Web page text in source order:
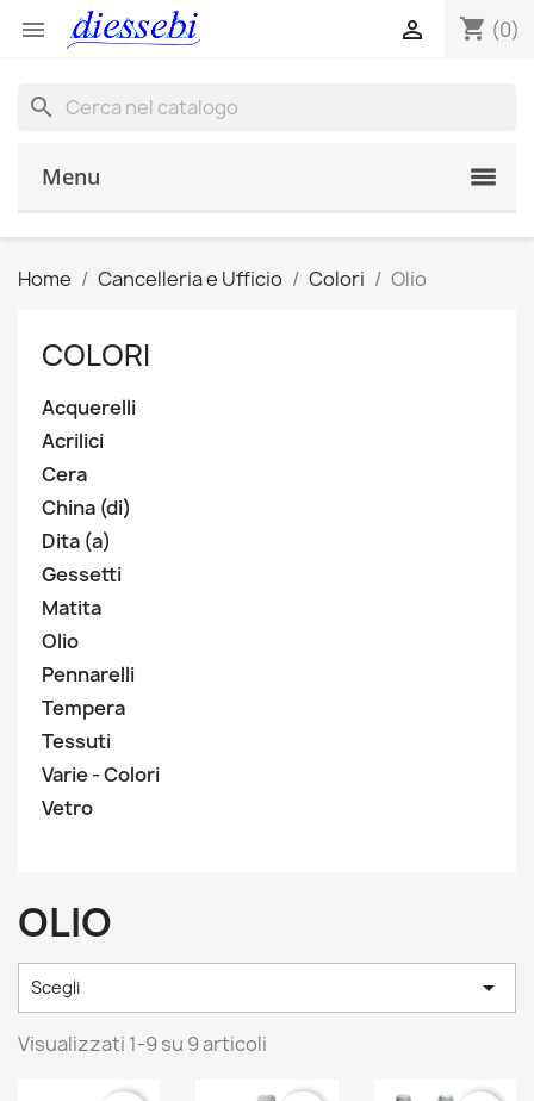
 shopping_cart (0)

search
Menu
Home Cancelleria e Ufficio Colori Olio
COLORI
Acquerelli
Acrilici
Cera
China (di)
Dita (a)
Gessetti
Matita
Olio
Pennarelli
Tempera
Tessuti
Varie - Colori
Vetro
OLIO
Scegli 
Visualizzati 1-9 su 9 articoli